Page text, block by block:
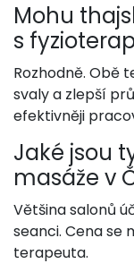
Mohu
s
Rozhodně. Obě
svaly a zlepší
efektivněji
Jaké jsou
masáže v
Většina salonů
seanci. Cena se
terapeuta.